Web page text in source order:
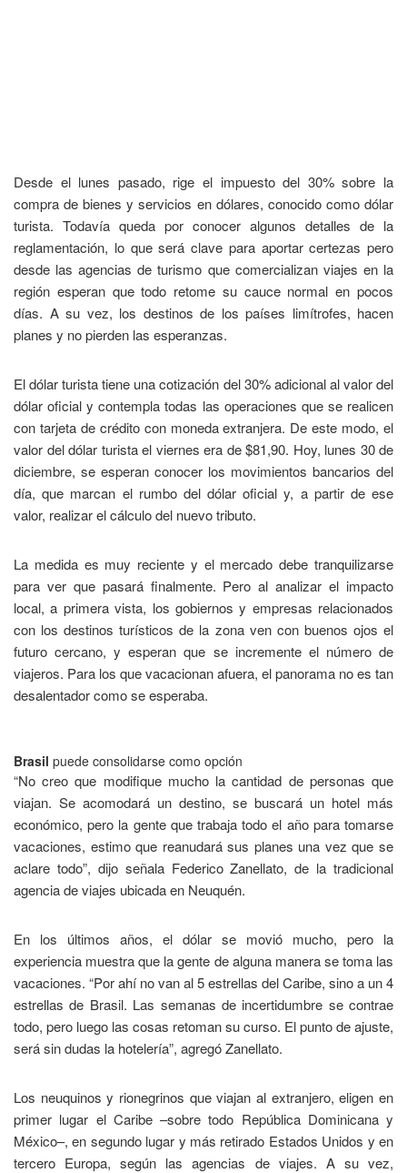
Desde el lunes pasado, rige el impuesto del 30% sobre la
compra de bienes y servicios en dólares, conocido como dólar
turista. Todavía queda por conocer algunos detalles de la
reglamentación, lo que será clave para aportar certezas pero
desde las agencias de turismo que comercializan viajes en la
región esperan que todo retome su cauce normal en pocos
días. A su vez, los destinos de los países limítrofes, hacen
planes y no pierden las esperanzas.
El dólar turista tiene una cotización del 30% adicional al valor del
dólar oficial y contempla todas las operaciones que se realicen
con tarjeta de crédito con moneda extranjera. De este modo, el
valor del dólar turista el viernes era de $81,90. Hoy, lunes 30 de
diciembre, se esperan conocer los movimientos bancarios del
día, que marcan el rumbo del dólar oficial y, a partir de ese
valor, realizar el cálculo del nuevo tributo.
La medida es muy reciente y el mercado debe tranquilizarse
para ver que pasará finalmente. Pero al analizar el impacto
local, a primera vista, los gobiernos y empresas relacionados
con los destinos turísticos de la zona ven con buenos ojos el
futuro cercano, y esperan que se incremente el número de
viajeros. Para los que vacacionan afuera, el panorama no es tan
desalentador como se esperaba.
Brasil puede consolidarse como opción
“No creo que modifique mucho la cantidad de personas que
viajan. Se acomodará un destino, se buscará un hotel más
económico, pero la gente que trabaja todo el año para tomarse
vacaciones, estimo que reanudará sus planes una vez que se
aclare todo”, dijo señala Federico Zanellato, de la tradicional
agencia de viajes ubicada en Neuquén.
En los últimos años, el dólar se movió mucho, pero la
experiencia muestra que la gente de alguna manera se toma las
vacaciones. “Por ahí no van al 5 estrellas del Caribe, sino a un 4
estrellas de Brasil. Las semanas de incertidumbre se contrae
todo, pero luego las cosas retoman su curso. El punto de ajuste,
será sin dudas la hotelería”, agregó Zanellato.
Los neuquinos y rionegrinos que viajan al extranjero, eligen en
primer lugar el Caribe –sobre todo República Dominicana y
México–, en segundo lugar y más retirado Estados Unidos y en
tercero Europa, según las agencias de viajes. A su vez,